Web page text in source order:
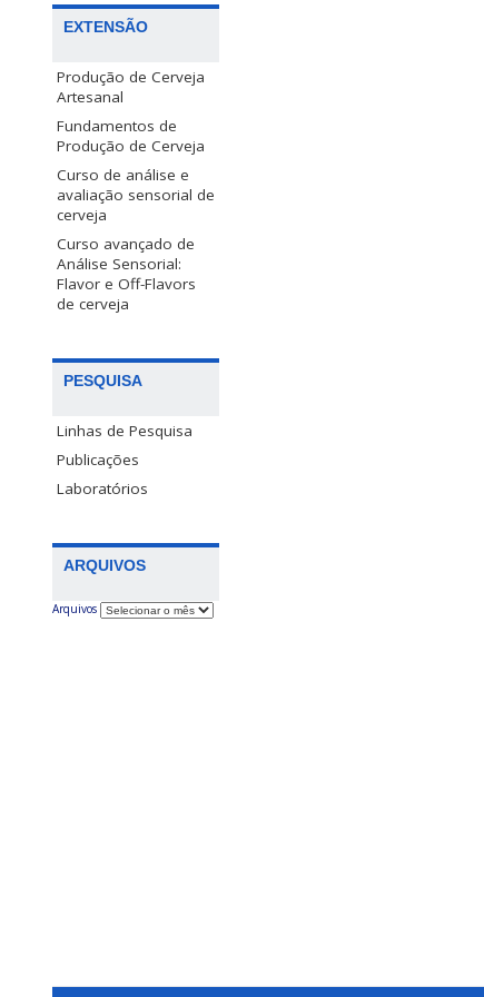
EXTENSÃO
Produção de Cerveja
Artesanal
Fundamentos de
Produção de Cerveja
Curso de análise e
avaliação sensorial de
cerveja
Curso avançado de
Análise Sensorial:
Flavor e Off-Flavors
de cerveja
PESQUISA
Linhas de Pesquisa
Publicações
Laboratórios
ARQUIVOS
Arquivos